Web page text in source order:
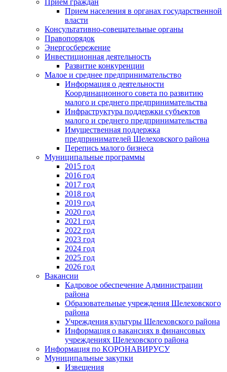
Прием населения в органах государственной
власти
Консультативно-совещательные органы
Правопорядок
Энергосбережение
Инвестиционная деятельность
Развитие конкуренции
Малое и среднее предпринимательство
Информация о деятельности
Координационного совета по развитию
малого и среднего предпринимательства
Инфраструктура поддержки субъектов
малого и среднего предпринимательства
Имущественная поддержка
предпринимателей Шелеховского района
Перепись малого бизнеса
Муниципальные программы
2015 год
2016 год
2017 год
2018 год
2019 год
2020 год
2021 год
2022 год
2023 год
2024 год
2025 год
2026 год
Вакансии
Кадровое обеспечение Администрации
района
Образовательные учреждения Шелеховского
района
Учреждения культуры Шелеховского района
Информация о вакансиях в финансовых
учреждениях Шелеховского района
Информация по КОРОНАВИРУСУ
Муниципальные закупки
Извещения